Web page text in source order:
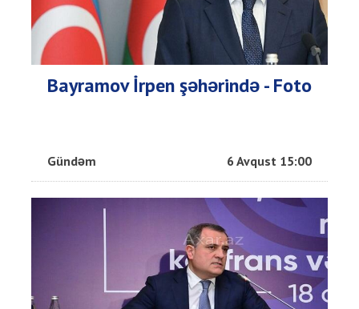
Bayramov İrpen şəhərində - Foto
Gündəm 6 Avqust 15:00